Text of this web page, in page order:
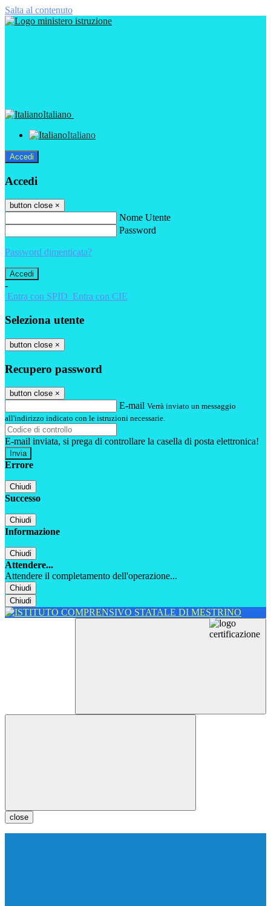
Salta al contenuto
Italiano
Italiano
Accedi
Accedi
button close ×
Nome Utente
Password
Password dimenticata?
-
Entra con SPID Entra con CIE
Seleziona utente
button close ×
Recupero password
button close ×
E-mail Verrà inviato un messaggio
all'indirizzo indicato con le istruzioni necessarie.
E-mail inviata, si prega di controllare la casella di posta elettronica!
Errore
Chiudi
Successo
Chiudi
Informazione
Chiudi
Attendere...
Attendere il completamento dell'operazione...
Chiudi
Chiudi
close